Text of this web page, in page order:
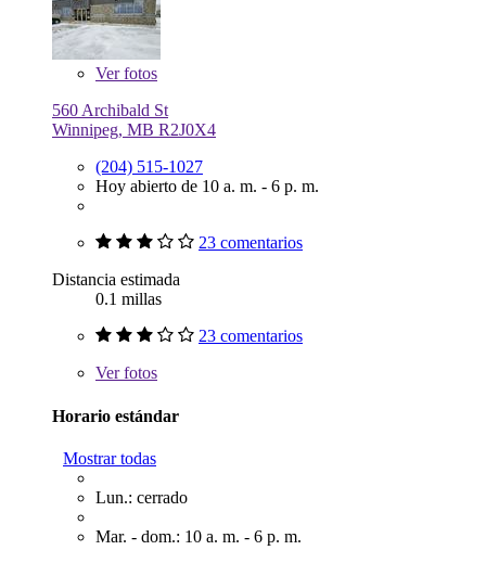
Verfotos
560 Archibald St
Winnipeg, MB R2J0X4
(204) 515-1027
Hoy abierto de 10 a. m. - 6 p. m.
23 comentarios
Distancia estimada
0.1 millas
23 comentarios
Verfotos
Horario estándar
Mostrar todas
Lun.: cerrado
Mar. - dom.: 10 a. m. - 6 p. m.